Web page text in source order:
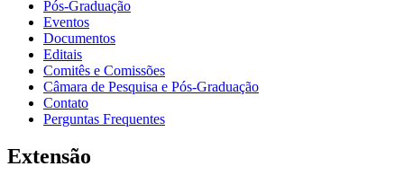
Pós-Graduação
Eventos
Documentos
Editais
Comitês e Comissões
Câmara de Pesquisa e Pós-Graduação
Contato
Perguntas Frequentes
Extensão